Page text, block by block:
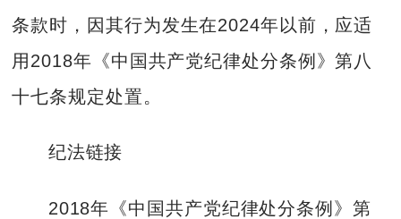
条款时，因其行为发生在2024年以前，应适
用2018年《中国共产党纪律处分条例》第八
十七条规定处置。
纪法链接
2018年《中国共产党纪律处分条例》第